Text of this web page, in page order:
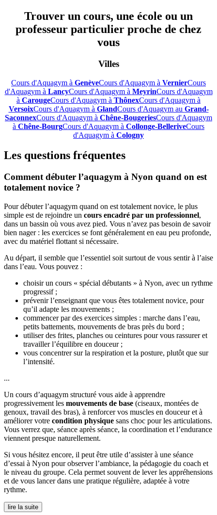
Trouver un cours, une école ou un
professeur particulier proche de chez
vous
Villes
Cours d'Aquagym à GenèveCours d'Aquagym à VernierCours
d'Aquagym à LancyCours d'Aquagym à MeyrinCours d'Aquagym
à CarougeCours d'Aquagym à ThônexCours d'Aquagym à
VersoixCours d'Aquagym à GlandCours d'Aquagym au Grand-
SaconnexCours d'Aquagym à Chêne-BougeriesCours d'Aquagym
à Chêne-BourgCours d'Aquagym à Collonge-BelleriveCours
d'Aquagym à Cologny
Les questions fréquentes
Comment débuter l’aquagym à Nyon quand on est
totalement novice ?
Pour débuter l’aquagym quand on est totalement novice, le plus
simple est de rejoindre un cours encadré par un professionnel,
dans un bassin où vous avez pied. Vous n’avez pas besoin de savoir
bien nager : les exercices se font généralement en eau peu profonde,
avec du matériel flottant si nécessaire.
Au départ, il semble que l’essentiel soit surtout de vous sentir à l’aise
dans l’eau. Vous pouvez :
choisir un cours « spécial débutants » à Nyon, avec un rythme
progressif ;
prévenir l’enseignant que vous êtes totalement novice, pour
qu’il adapte les mouvements ;
commencer par des exercices simples : marche dans l’eau,
petits battements, mouvements de bras près du bord ;
utiliser des frites, planches ou ceintures pour vous rassurer et
travailler l’équilibre en douceur ;
vous concentrer sur la respiration et la posture, plutôt que sur
l’intensité.
...
Un cours d’aquagym structuré vous aide à apprendre
progressivement les mouvements de base (ciseaux, montées de
genoux, travail des bras), à renforcer vos muscles en douceur et à
améliorer votre condition physique sans choc pour les articulations.
Vous verrez que, séance après séance, la coordination et l’endurance
viennent presque naturellement.
Si vous hésitez encore, il peut être utile d’assister à une séance
d’essai à Nyon pour observer l’ambiance, la pédagogie du coach et
le niveau du groupe. Cela permet souvent de lever les appréhensions
et de vous lancer dans une pratique régulière, adaptée à votre
rythme.
lire la suite